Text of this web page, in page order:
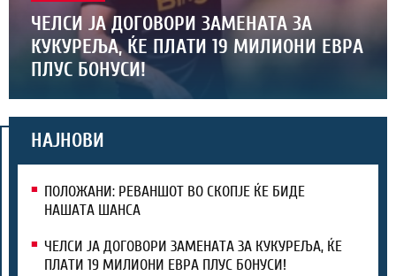
ЧЕЛСИ ЈА ДОГОВОРИ ЗАМЕНАТА ЗА
КУКУРЕЉА, ЌЕ ПЛАТИ 19 МИЛИОНИ ЕВРА
ПЛУС БОНУСИ!
НАЈНОВИ
ПОЛОЖАНИ: РЕВАНШОТ ВО СКОПЈЕ ЌЕ БИДЕ
НАШАТА ШАНСА
ЧЕЛСИ ЈА ДОГОВОРИ ЗАМЕНАТА ЗА КУКУРЕЉА, ЌЕ
ПЛАТИ 19 МИЛИОНИ ЕВРА ПЛУС БОНУСИ!